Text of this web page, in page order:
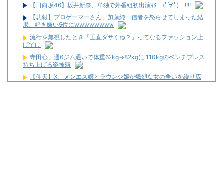
【日向坂46】坂井新奈、単独で外番組初出演ｷﾀ━(ﾟ∀ﾟ)━!!!!
【悲報】プロゲーマーさん、加藤純一信者を怒らせてしまった結
果、好き嫌い5位にwwwwwwww
流行を無視したとき「正直ダサくね？」ってなるファッション上
げてけ
寺田心、週6ジム通いで体重62kg→82kgに 110kgのベンチプレス
持ち上げる姿披露
【仰天】X、メンエス嬢とラウンジ嬢が熾烈な女の争いを繰り広
げ対戦型になってしまうw w w w w w w w